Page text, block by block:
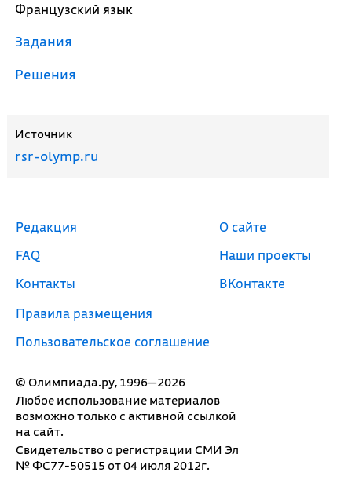
Французский язык
Задания
Решения
Источник
rsr-olymp.ru
© Олимпиада.ру, 1996—2026
Любое использование материалов
возможно только с активной ссылкой
на сайт.
Свидетельство о регистрации СМИ Эл
№ ФС77-50515 от 04 июля 2012г.
Редакция
FAQ
Контакты
Правила размещения
Пользовательское соглашение
О сайте
Наши проекты
ВКонтакте